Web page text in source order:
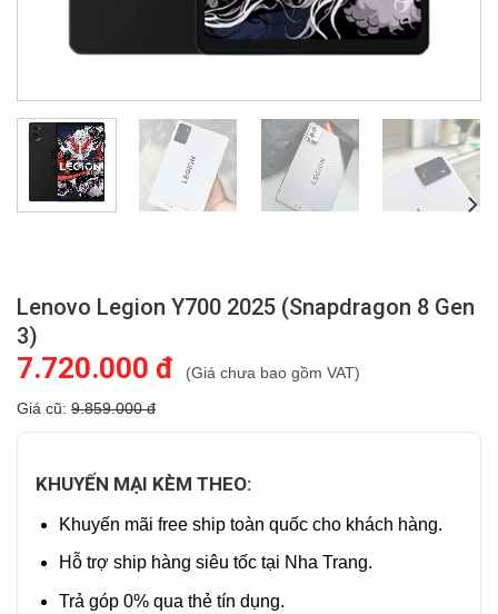
Lenovo Legion Y700 2025 (Snapdragon 8 Gen
3)
7.720.000 đ
(Giá chưa bao gồm VAT)
Giá cũ: 9.859.000 đ
KHUYẾN MẠI KÈM THEO:
Khuyến mãi free ship toàn quốc cho khách hàng.
Hỗ trợ ship hàng siêu tốc tại Nha Trang.
Trả góp 0% qua thẻ tín dụng.